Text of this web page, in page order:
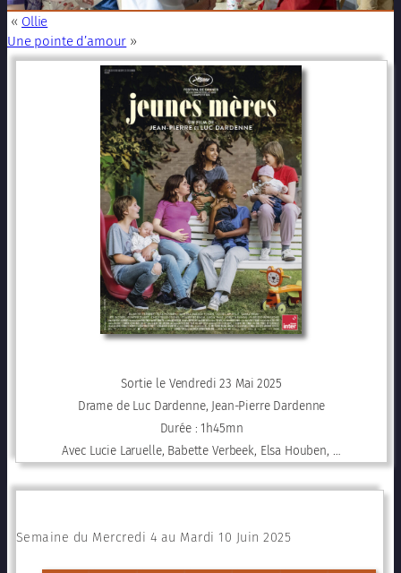
« Ollie
Une pointe d’amour »
Sortie le Vendredi 23 Mai 2025
Drame de Luc Dardenne, Jean-Pierre Dardenne
Durée : 1h45mn
Avec Lucie Laruelle, Babette Verbeek, Elsa Houben, …
Semaine du Mercredi 4 au Mardi 10 Juin 2025